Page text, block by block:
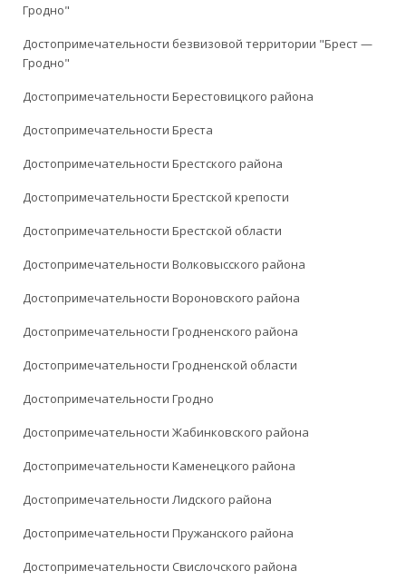
Гродно"
Достопримечательности безвизовой территории "Брест —
Гродно"
Достопримечательности Берестовицкого района
Достопримечательности Бреста
Достопримечательности Брестского района
Достопримечательности Брестской крепости
Достопримечательности Брестской области
Достопримечательности Волковысского района
Достопримечательности Вороновского района
Достопримечательности Гродненского района
Достопримечательности Гродненской области
Достопримечательности Гродно
Достопримечательности Жабинковского района
Достопримечательности Каменецкого района
Достопримечательности Лидского района
Достопримечательности Пружанского района
Достопримечательности Свислочского района